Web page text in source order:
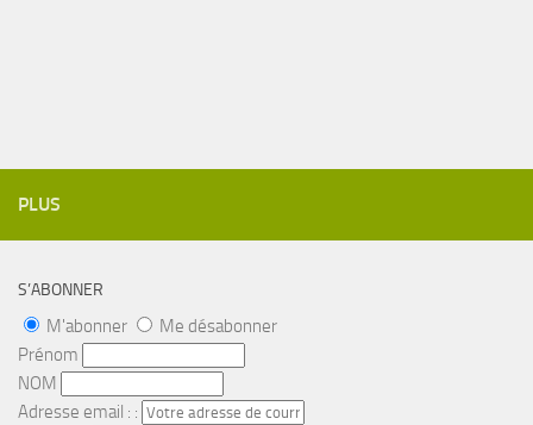
PLUS
S’ABONNER
M'abonner
Me désabonner
Prénom
NOM
Adresse email : :